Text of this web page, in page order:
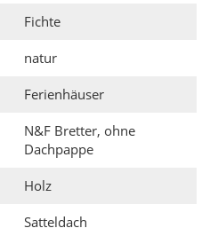
Fichte
natur
Ferienhäuser
N&F Bretter, ohne
Dachpappe
Holz
Satteldach